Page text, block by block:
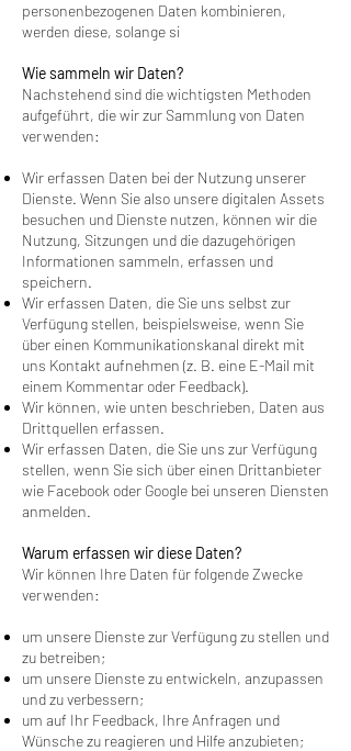
personenbezogenen Daten kombinieren,
werden diese, solange si
Wie sammeln wir Daten?
Nachstehend sind die wichtigsten Methoden
aufgeführt, die wir zur Sammlung von Daten
verwenden:
Wir erfassen Daten bei der Nutzung unserer
Dienste. Wenn Sie also unsere digitalen Assets
besuchen und Dienste nutzen, können wir die
Nutzung, Sitzungen und die dazugehörigen
Informationen sammeln, erfassen und
speichern.
Wir erfassen Daten, die Sie uns selbst zur
Verfügung stellen, beispielsweise, wenn Sie
über einen Kommunikationskanal direkt mit
uns Kontakt aufnehmen (z. B. eine E-Mail mit
einem Kommentar oder Feedback).
Wir können, wie unten beschrieben, Daten aus
Drittquellen erfassen.
Wir erfassen Daten, die Sie uns zur Verfügung
stellen, wenn Sie sich über einen Drittanbieter
wie Facebook oder Google bei unseren Diensten
anmelden.
Warum erfassen wir diese Daten?
Wir können Ihre Daten für folgende Zwecke
verwenden:
um unsere Dienste zur Verfügung zu stellen und
zu betreiben;
um unsere Dienste zu entwickeln, anzupassen
und zu verbessern;
um auf Ihr Feedback, Ihre Anfragen und
Wünsche zu reagieren und Hilfe anzubieten;